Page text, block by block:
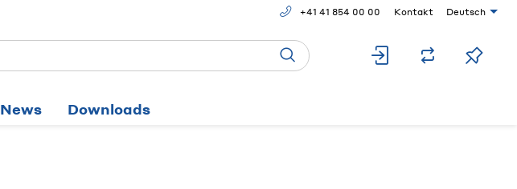
+41 41 854 00 00 Kontakt Deutsch
News Downloads